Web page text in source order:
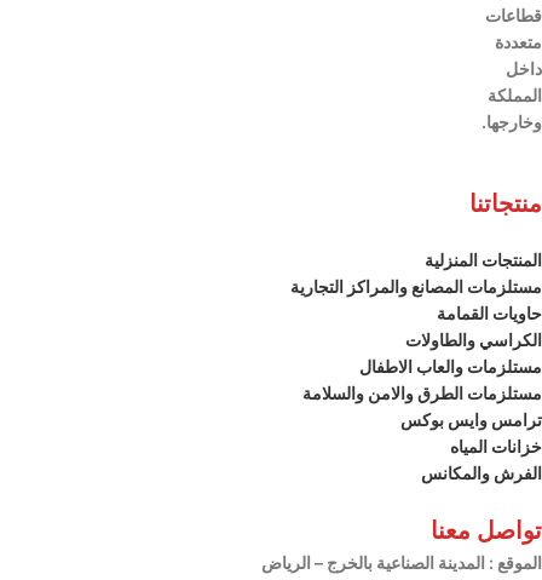
قطاعات
متعددة
داخل
المملكة
وخارجها.
منتجاتنا
المنتجات المنزلية
مستلزمات المصانع والمراكز التجارية
حاويات القمامة
الكراسي والطاولات
مستلزمات والعاب الاطفال
مستلزمات الطرق والامن والسلامة
ترامس وايس بوكس
خزانات المياه
الفرش والمكانس
تواصل معنا
الموقع : المدينة الصناعية بالخرج – الرياض